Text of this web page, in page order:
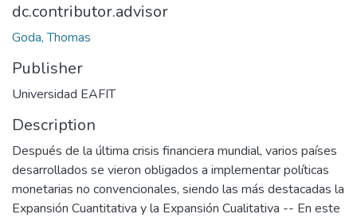
dc.contributor.advisor
Goda, Thomas
Publisher
Universidad EAFIT
Description
Después de la última crisis financiera mundial, varios países
desarrollados se vieron obligados a implementar políticas
monetarias no convencionales, siendo las más destacadas la
Expansión Cuantitativa y la Expansión Cualitativa -- En este